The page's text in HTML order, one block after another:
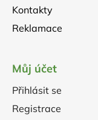
Kontakty
Reklamace
Můj účet
Přihlásit se
Registrace